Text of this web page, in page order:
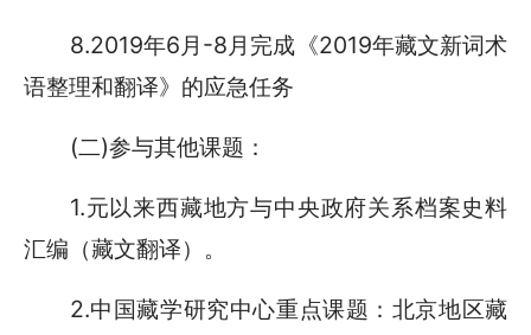
8.2019年6月-8月完成《2019年藏文新词术
语整理和翻译》的应急任务
(二)参与其他课题：
1.元以来西藏地方与中央政府关系档案史料
汇编（藏文翻译）。
2.中国藏学研究中心重点课题：北京地区藏